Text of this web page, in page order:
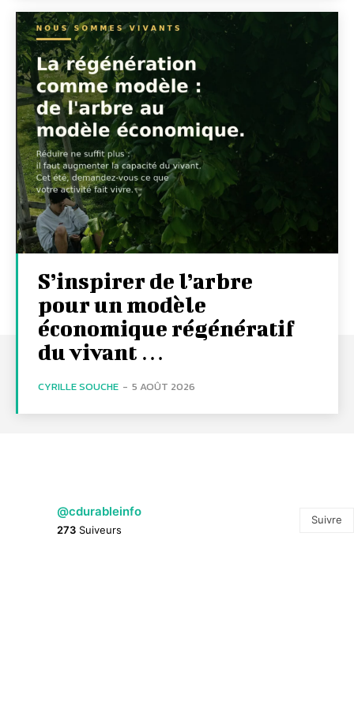
S’inspirer de l’arbre
pour un modèle
économique régénératif
du vivant …
CYRILLE SOUCHE - 5 AOÛT 2026
@cdurableinfo
273 Suiveurs
Suivre